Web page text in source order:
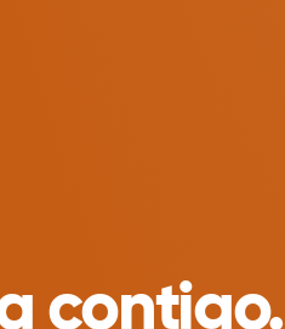
contigo.